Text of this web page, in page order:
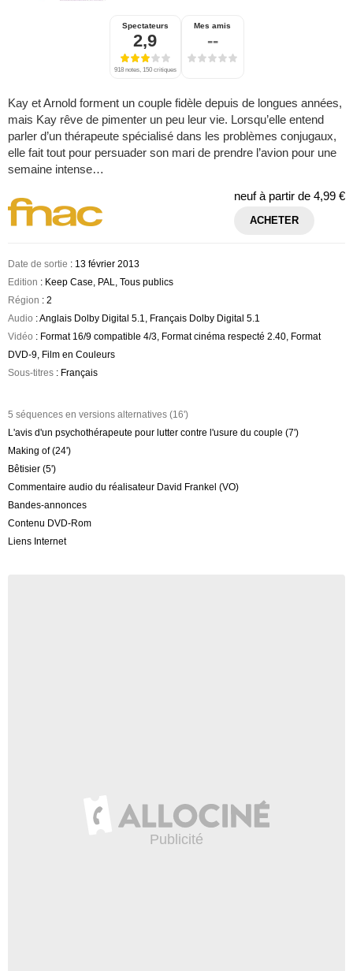
Spectateurs
2,9
918 notes, 150 critiques
Mes amis
--
Kay et Arnold forment un couple fidèle depuis de longues années,
mais Kay rêve de pimenter un peu leur vie. Lorsqu’elle entend
parler d’un thérapeute spécialisé dans les problèmes conjugaux,
elle fait tout pour persuader son mari de prendre l’avion pour une
semaine intense…
neuf à partir de 4,99 €
ACHETER
Date de sortie : 13 février 2013
Edition : Keep Case, PAL, Tous publics
Région : 2
Audio : Anglais Dolby Digital 5.1, Français Dolby Digital 5.1
Vidéo : Format 16/9 compatible 4/3, Format cinéma respecté 2.40, Format
DVD-9, Film en Couleurs
Sous-titres : Français
5 séquences en versions alternatives (16')
L'avis d'un psychothérapeute pour lutter contre l'usure du couple (7')
Making of (24')
Bêtisier (5')
Commentaire audio du réalisateur David Frankel (VO)
Bandes-annonces
Contenu DVD-Rom
Liens Internet